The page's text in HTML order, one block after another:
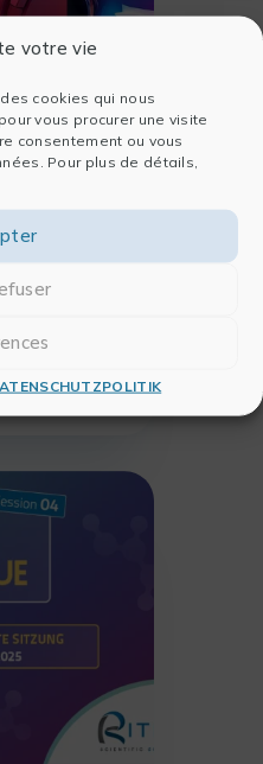
votre vie
cookies qui nous
vous procurer une visite
consentement ou vous
Pour plus de détails,
man eine
für